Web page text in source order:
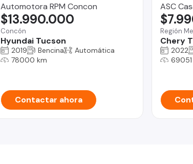
Automotora RPM Concon
Concón
Hyundai Tucson
$13.990.000
2019 Bencina
Automática
78000 km
Contactar ahora
ASC
Región
Chery
2022